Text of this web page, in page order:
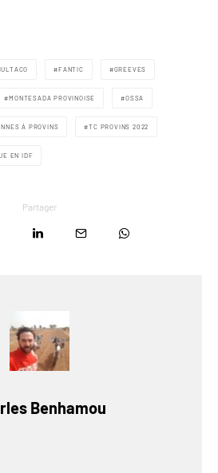
FANTIC GREEVES
MONTESADA PROVINOISE OSSA
À PROVINS TC PROVINS 2022
EN IDF
Partager
Benhamou